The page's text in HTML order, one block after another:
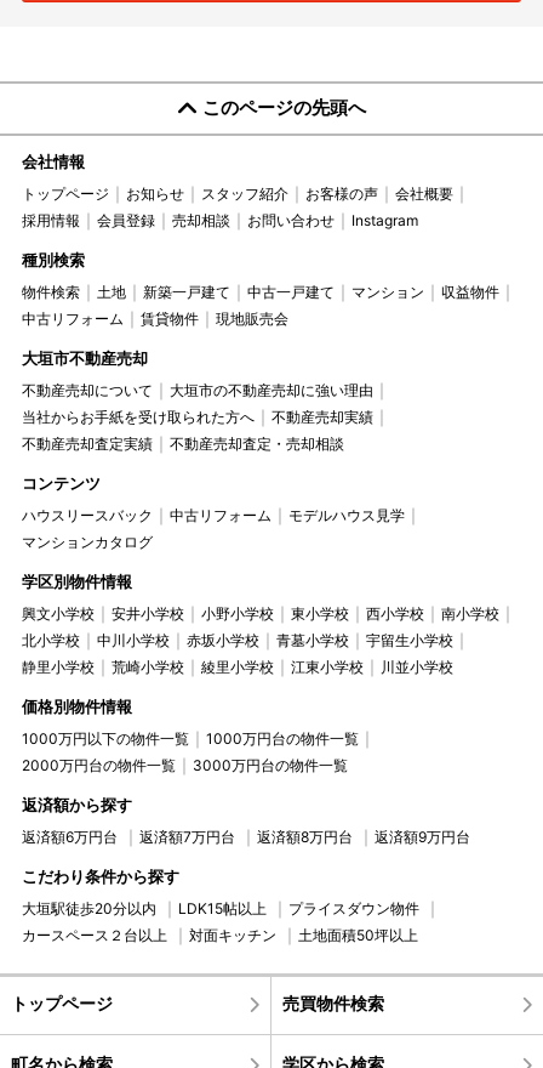
このページの先頭へ
会社情報
トップページ お知らせ スタッフ紹介 お客様の声
会社概要
採用情報
会員登録 売却相談 お問い合わせ Instagram
種別検索
物件検索 土地 新築一戸建て 中古一戸建て マンション
収益物件
中古リフォーム
賃貸物件 現地販売会
大垣市不動産売却
不動産売却について
大垣市の不動産売却に強い理由
当社からお手紙を受け取られた方へ
不動産売却実績
不動産売却査定実績
不動産売却査定・売却相談
コンテンツ
ハウスリースバック 中古リフォーム
モデルハウス見学
マンションカタログ
学区別物件情報
興文小学校 安井小学校 小野小学校 東小学校 西小学校
南小学校
北小学校
中川小学校 赤坂小学校 青墓小学校
宇留生小学校
静里小学校
荒崎小学校 綾里小学校 江東小学校 川並小学校
価格別物件情報
1000万円以下の物件一覧
1000万円台の物件一覧
2000万円台の物件一覧
3000万円台の物件一覧
返済額から探す
返済額6万円台 返済額7万円台 返済額8万円台 返済額9万円台
こだわり条件から探す
大垣駅徒歩20分以内 LDK15帖以上
プライスダウン物件
カースペース２台以上
対面キッチン 土地面積50坪以上
トップページ 売買物件検索
町名から検索 学区から検索